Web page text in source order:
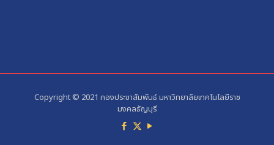
Copyright © 2021 กองประชาสัมพันธ์ มหาวิทยาลัยเทคโนโลยีราช
มงคลธัญบุรี